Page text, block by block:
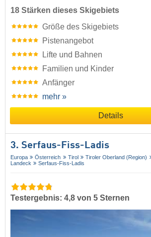
18 Stärken dieses Skigebiets
Größe des Skigebiets
Pistenangebot
Lifte und Bahnen
Familien und Kinder
Anfänger
mehr »
Details
3. Serfaus-Fiss-Ladis
Europa Österreich Tirol
Tiroler Oberland (Region)
Landeck
Serfaus-Fiss-Ladis
Testergebnis: 4,8 von 5 Sternen